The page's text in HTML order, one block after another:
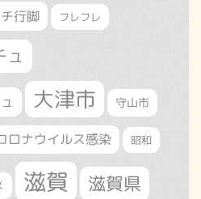
行脚 フレフレ
ュ
大津市 守山市
ロナウイルス感染 昭和
滋賀 滋賀県